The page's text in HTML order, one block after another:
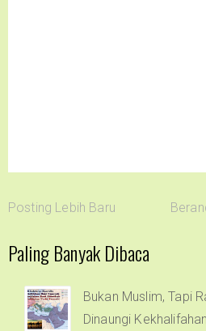
Posting Lebih Baru
Paling Banyak Dibaca
Bukan Muslim, Tapi
Dinaungi